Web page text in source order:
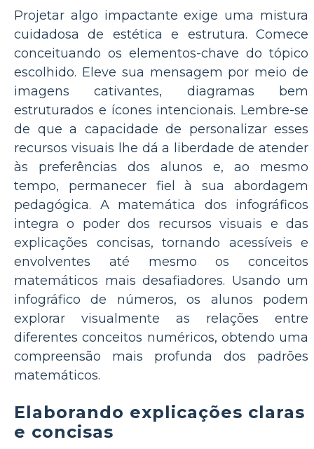
Projetar algo impactante exige uma mistura
cuidadosa de estética e estrutura. Comece
conceituando os elementos-chave do tópico
escolhido. Eleve sua mensagem por meio de
imagens cativantes, diagramas bem
estruturados e ícones intencionais. Lembre-se
de que a capacidade de personalizar esses
recursos visuais lhe dá a liberdade de atender
às preferências dos alunos e, ao mesmo
tempo, permanecer fiel à sua abordagem
pedagógica. A matemática dos infográficos
integra o poder dos recursos visuais e das
explicações concisas, tornando acessíveis e
envolventes até mesmo os conceitos
matemáticos mais desafiadores. Usando um
infográfico de números, os alunos podem
explorar visualmente as relações entre
diferentes conceitos numéricos, obtendo uma
compreensão mais profunda dos padrões
matemáticos.
Elaborando explicações claras
e concisas